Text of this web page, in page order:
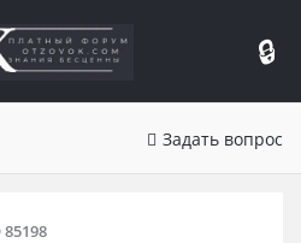
Задать вопрос
85198